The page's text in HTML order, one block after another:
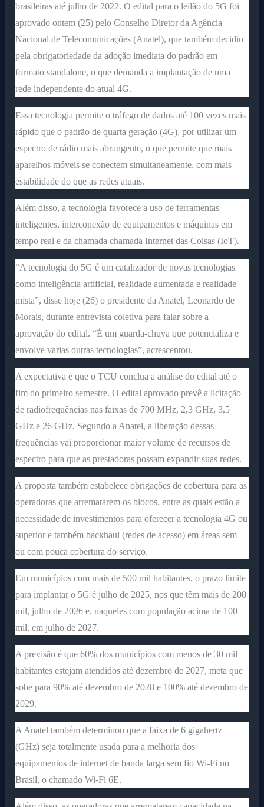
brasileiras até julho de 2022. O edital para o leilão do 5G foi
aprovado ontem (25) pelo Conselho Diretor da Agência
Nacional de Telecomunicações (Anatel), que também decidiu
pela obrigatoriedade da adoção imediata do padrão em
formato standalone, o que demanda a implantação de uma
rede independente do atual 4G.
Essa tecnologia permite o tráfego de dados até 100 vezes mais
rápido que o padrão de quarta geração (4G), por utilizar um
espectro de rádio mais abrangente, o que permite que mais
aparelhos móveis se conectem simultaneamente, com mais
estabilidade do que as redes atuais.
Além disso, a tecnologia favorece a uso de ferramentas
inteligentes, interconexão de equipamentos e máquinas em
tempo real e da chamada chamada Internet das Coisas (IoT).
“A tecnologia do 5G é um catalizador de novas tecnologias
como inteligência artificial, realidade aumentada e realidade
mista”, disse hoje (26) o presidente da Anatel, Leonardo de
Morais, durante entrevista coletiva para falar sobre a
aprovação do edital. “É um guarda-chuva que potencializa e
envolve varias outras tecnologias”, acrescentou.
A expectativa é que o TCU conclua a análise do edital até o
fim do primeiro semestre. O edital aprovado prevê a licitação
de radiofrequências nas faixas de 700 MHz, 2,3 GHz, 3,5
GHz e 26 GHz. Segundo a Anatel, a liberação dessas
frequências vai proporcionar maior volume de recursos de
espectro para que as prestadoras possam expandir suas redes.
A proposta também estabelece obrigações de cobertura para as
operadoras que arrematarem os blocos, entre as quais estão a
necessidade de investimentos para oferecer a tecnologia 4G ou
superior e também backhaul (redes de acesso) em áreas sem
ou com pouca cobertura do serviço.
Em municípios com mais de 500 mil habitantes, o prazo limite
para implantar o 5G é julho de 2025, nos que têm mais de 200
mil, julho de 2026 e, naqueles com população acima de 100
mil, em julho de 2027.
A previsão é que 60% dos municípios com menos de 30 mil
habitantes estejam atendidos até dezembro de 2027, meta que
sobe para 90% até dezembro de 2028 e 100% até dezembro de
2029.
A Anatel também determinou que a faixa de 6 gigahertz
(GHz) seja totalmente usada para a melhoria dos
equipamentos de internet de banda larga sem fio Wi-Fi no
Brasil, o chamado Wi-Fi 6E.